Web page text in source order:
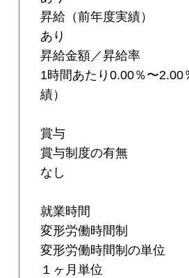
昇給（前年度実績）
あり
昇給金額／昇給率
1時間あたり0.00％〜2.00
績）
賞与
賞与制度の有無
なし
就業時間
変形労働時間制
変形労働時間制の単位
１ヶ月単位